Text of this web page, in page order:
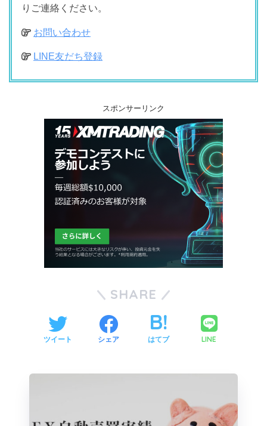
りご連絡ください。
お問い合わせ
LINE友だち登録
スポンサーリンク
SHARE
ツイート シェア はてブ LINE